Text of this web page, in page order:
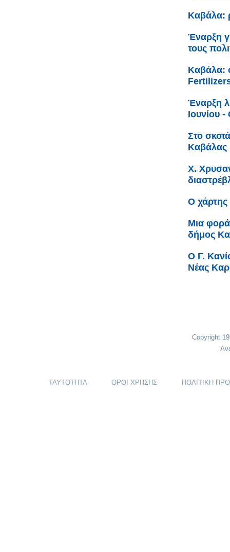
Καβάλα:
Έναρξη
τους
Καβάλα:
Έναρξη
Ιουνίου -
Στο
Καβάλας
Χ.
Ο
Μια φορά
δήμος
Ο Γ.
Νέας
Copyright
ΤΑΥΤΟΤΗΤΑ ΟΡΟΙ ΧΡΗΣΗΣ ΠΟΛΙΤΙΚΗ